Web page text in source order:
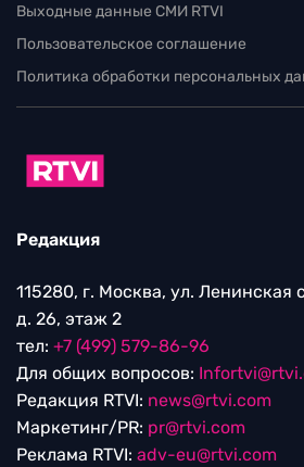
Выходные данные СМИ RTVI
Пользовательское соглашение
Политика обработки персональных
Редакция
115280, г. Москва, ул. Ленинская
д. 26, этаж 2
тел: +7 (499) 579-86-96
Для общих вопросов:
Редакция RTVI: news@rtvi.com
Маркетинг/PR: pr@rtvi.com
Реклама RTVI: adv-eu@rtvi.com